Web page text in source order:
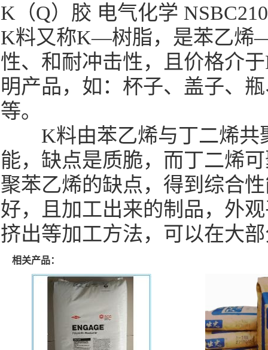
K（Q）胶 电气化学
K料又称K—树脂，是苯乙烯
性、和耐冲击性，且价格介
明产品，如：杯子、盖子、
等。
K料由苯乙烯与丁二烯共
能，缺点是质脆，而丁二烯
聚苯乙烯的缺点，得到综合
好，且加工出来的制品，外
挤出等加工方法，可以在大
相关产品：